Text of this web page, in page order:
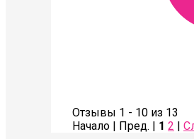
Также
Советую всем!
Соколова
Отзывы 1 - 10 из 13
Начало | Пред. | 1 2